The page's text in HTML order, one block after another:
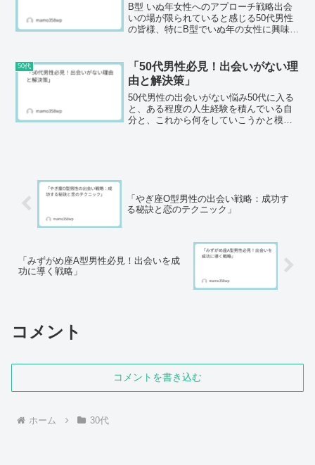
B型 いぬ年女性へのアプローチ戦略出会
いの場が限られていると感じる50代男性
の皆様、特にB型でいぬ年の女性に興味を
しょう。この記事では、B型いぬ年女性の
性格特性を理解し...
50代
「50代男性必見！出会いがない理
由と解決策」
50代男性の出会いがない悩み50代に入る
と、ある程度の人生経験を積んでいる自
分と、これから何をしていこうかと模索
「やぎ座O型男性の出会い戦略：成功す
る秘訣と恋のテクニック」
「みずがめ座A型男性必見！出会いを成
功に導く戦略」
コメント
コメントを書き込む
ホーム 30代